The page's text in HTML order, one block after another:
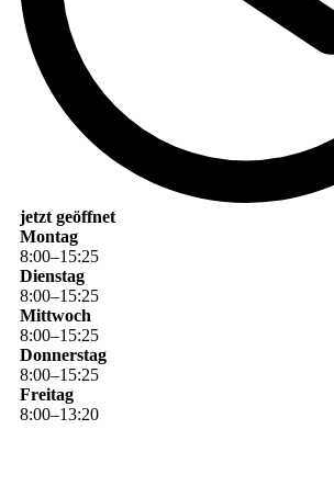
jetzt geöffnet
Montag
8:00–15:25
Dienstag
8:00–15:25
Mittwoch
8:00–15:25
Donnerstag
8:00–15:25
Freitag
8:00–13:20